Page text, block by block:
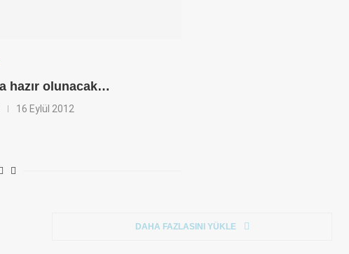
hazır olunacak…
16 Eylül 2012
DAHA FAZLASINI YÜKLE